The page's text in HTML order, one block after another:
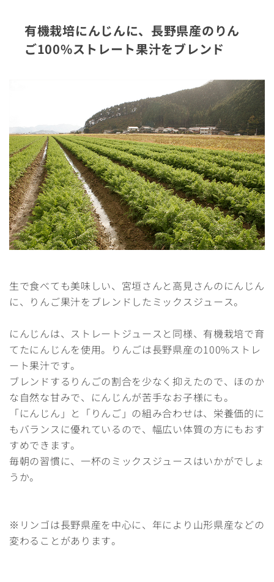
有機栽培にんじんに、長野県産のりん
ご100%ストレート果汁をブレンド
生で食べても美味しい、宮垣さんと高見さんのにんじん
に、りんご果汁をブレンドしたミックスジュース。
にんじんは、ストレートジュースと同様、有機栽培で育
てたにんじんを使用。りんごは長野県産の100%ストレ
ート果汁です。
ブレンドするりんごの割合を少なく抑えたので、ほのか
な自然な甘みで、にんじんが苦手なお子様にも。
「にんじん」と「りんご」の組み合わせは、栄養価的に
もバランスに優れているので、幅広い体質の方にもおす
すめできます。
毎朝の習慣に、一杯のミックスジュースはいかがでしょ
うか。
※リンゴは長野県産を中心に、年により山形県産などの
変わることがあります。